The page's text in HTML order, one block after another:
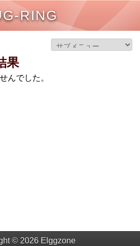
RING
果
んでした。
© 2026 Elggzone